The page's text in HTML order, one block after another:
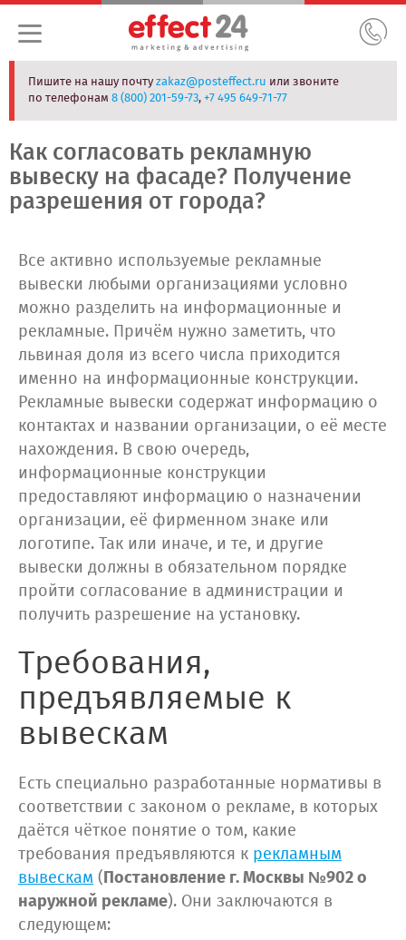
Пишите на нашу почтуzakaz@posteffect.ru или звоните
по телефонам8 (800) 201-59-73,+7 495 649-71-77
Как согласовать рекламную
вывеску на фасаде? Получение
разрешения от города?
Все активно используемые рекламные
вывески любыми организациями условно
можно разделить на информационные и
рекламные. Причём нужно заметить, что
львиная доля из всего числа приходится
именно на информационные конструкции.
Рекламные вывески содержат информацию о
контактах и названии организации, о её месте
нахождения. В свою очередь,
информационные конструкции
предоставляют информацию о назначении
организации, её фирменном знаке или
логотипе. Так или иначе, и те, и другие
вывески должны в обязательном порядке
пройти согласование в администрации и
получить разрешение на установку.
Требования,
предъявляемые к
вывескам
Есть специально разработанные нормативы в
соответствии с законом о рекламе, в которых
даётся чёткое понятие о том, какие
требования предъявляются к рекламным
вывескам(Постановление г. Москвы №902 о
наружной рекламе). Они заключаются в
следующем: